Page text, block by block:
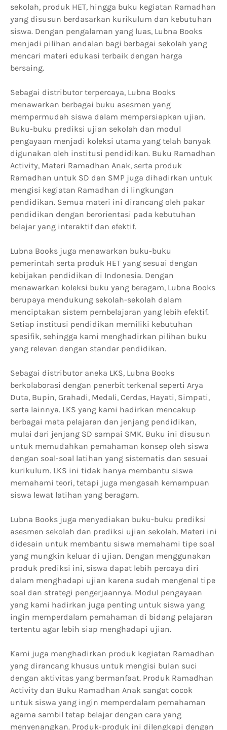
sekolah, produk HET, hingga buku kegiatan Ramadhan
yang disusun berdasarkan kurikulum dan kebutuhan
siswa. Dengan pengalaman yang luas, Lubna Books
menjadi pilihan andalan bagi berbagai sekolah yang
mencari materi edukasi terbaik dengan harga
bersaing.
Sebagai distributor terpercaya, Lubna Books
menawarkan berbagai buku asesmen yang
mempermudah siswa dalam mempersiapkan ujian.
Buku-buku prediksi ujian sekolah dan modul
pengayaan menjadi koleksi utama yang telah banyak
digunakan oleh institusi pendidikan. Buku Ramadhan
Activity, Materi Ramadhan Anak, serta produk
Ramadhan untuk SD dan SMP juga dihadirkan untuk
mengisi kegiatan Ramadhan di lingkungan
pendidikan. Semua materi ini dirancang oleh pakar
pendidikan dengan berorientasi pada kebutuhan
belajar yang interaktif dan efektif.
Lubna Books juga menawarkan buku-buku
pemerintah serta produk HET yang sesuai dengan
kebijakan pendidikan di Indonesia. Dengan
menawarkan koleksi buku yang beragam, Lubna Books
berupaya mendukung sekolah-sekolah dalam
menciptakan sistem pembelajaran yang lebih efektif.
Setiap institusi pendidikan memiliki kebutuhan
spesifik, sehingga kami menghadirkan pilihan buku
yang relevan dengan standar pendidikan.
Sebagai distributor aneka LKS, Lubna Books
berkolaborasi dengan penerbit terkenal seperti Arya
Duta, Bupin, Grahadi, Medali, Cerdas, Hayati, Simpati,
serta lainnya. LKS yang kami hadirkan mencakup
berbagai mata pelajaran dan jenjang pendidikan,
mulai dari jenjang SD sampai SMK. Buku ini disusun
untuk memudahkan pemahaman konsep oleh siswa
dengan soal-soal latihan yang sistematis dan sesuai
kurikulum. LKS ini tidak hanya membantu siswa
memahami teori, tetapi juga mengasah kemampuan
siswa lewat latihan yang beragam.
Lubna Books juga menyediakan buku-buku prediksi
asesmen sekolah dan prediksi ujian sekolah. Materi ini
didesain untuk membantu siswa memahami tipe soal
yang mungkin keluar di ujian. Dengan menggunakan
produk prediksi ini, siswa dapat lebih percaya diri
dalam menghadapi ujian karena sudah mengenal tipe
soal dan strategi pengerjaannya. Modul pengayaan
yang kami hadirkan juga penting untuk siswa yang
ingin memperdalam pemahaman di bidang pelajaran
tertentu agar lebih siap menghadapi ujian.
Kami juga menghadirkan produk kegiatan Ramadhan
yang dirancang khusus untuk mengisi bulan suci
dengan aktivitas yang bermanfaat. Produk Ramadhan
Activity dan Buku Ramadhan Anak sangat cocok
untuk siswa yang ingin memperdalam pemahaman
agama sambil tetap belajar dengan cara yang
menyenangkan. Produk-produk ini dilengkapi dengan